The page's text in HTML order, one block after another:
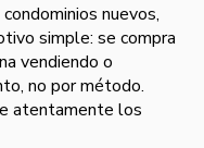
nuevos,
simple: se compra
vendiendo o
no por método.
atentamente los